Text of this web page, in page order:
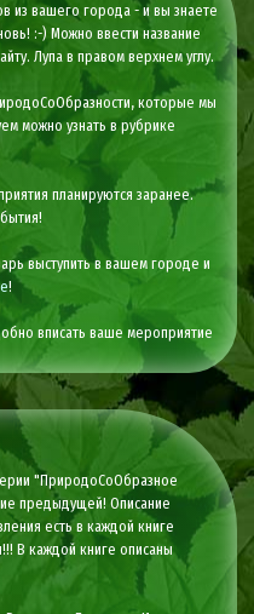
из вашего города - и вы знаете
:-) Можно ввести название
Лупа в правом верхнем углу.
которые мы
можно узнать в рубрике
планируются заранее.
выступить в вашем городе и
!
вписать ваше мероприятие
"ПриродоСоОбразное
предыдущей! Описание
есть в каждой книге
В каждой книге описаны